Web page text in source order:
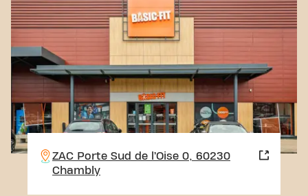
ZAC Porte Sud de l’Oise 0, 60230
Chambly